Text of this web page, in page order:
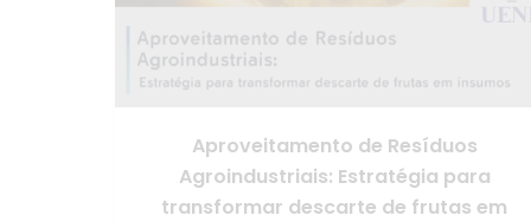
Aproveitamento de Resíduos
Agroindustriais: Estratégia para
transformar descarte de frutas em